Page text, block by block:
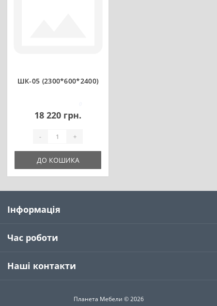
ШК-05 (2300*600*2400)
18 220 грн.
- +
ДО КОШИКА
Інформація
Час роботи
Наші контакти
Планета Мебели © 2026